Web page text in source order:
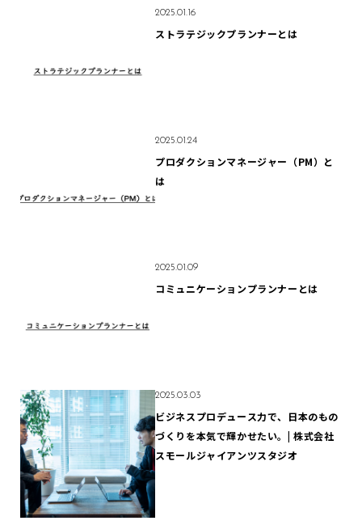
2025.01.16
ストラテジックプランナーとは
2025.01.24
プロダクションマネージャー（PM）と
は
2025.01.09
コミュニケーションプランナーとは
2025.03.03
ビジネスプロデュース力で、日本のもの
づくりを本気で輝かせたい。| 株式会社
スモールジャイアンツスタジオ